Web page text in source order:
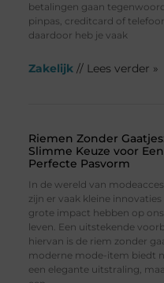
betalingen gaan
pinpas, creditcard of
daardoor heb je vaak
Zakelijk // Lees verder »
Riemen Zonder
Slimme Keuze voor Een
Perfecte Pasvorm
In de wereld van
zijn er vaak kleine innovaties
grote impact hebben op
leven. Een uitstekende
hiervan is de riem zonder
moderne mode-item biedt
een elegante uitstraling,